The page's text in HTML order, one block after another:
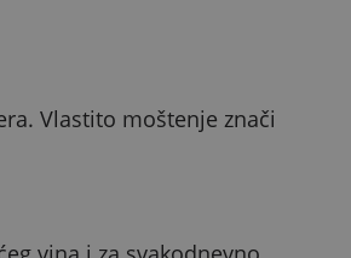
Vlastito moštenje znači